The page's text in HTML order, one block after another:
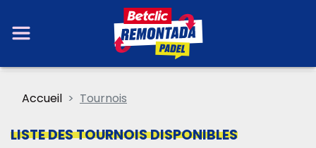
Accueil Tournois
LISTE DES TOURNOIS DISPONIBLES